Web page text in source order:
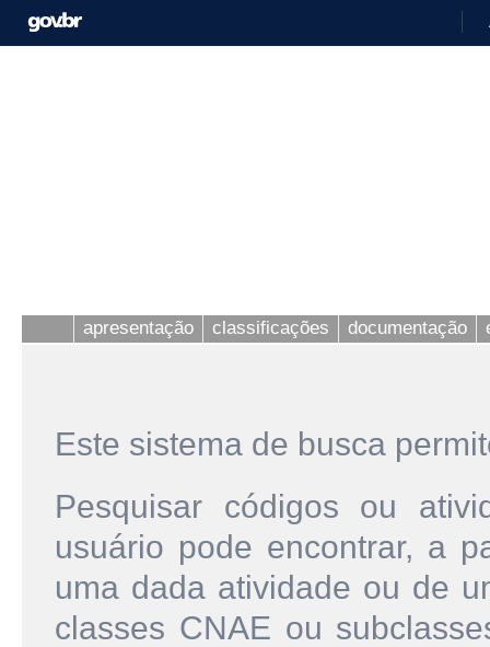
apresentação classificações documentação
Este sistema de busca
Pesquisar códigos ou
usuário pode encontrar, a
uma dada atividade ou de
classes CNAE ou